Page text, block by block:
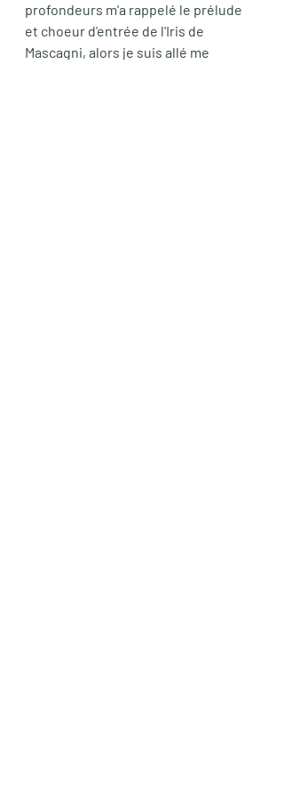
profondeurs m'a rappelé le prélude
et choeur d'entrée de l'Iris de
Mascagni, alors je suis allé me